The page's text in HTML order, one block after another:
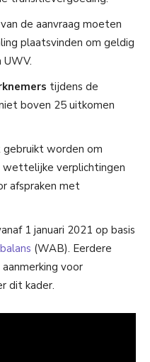
de aanvraag moeten
plaatsvinden om geldig
tijdens de
boven 25 uitkomen
worden om
verplichtingen
afspraken met
1 januari 2021 op basis
(WAB). Eerdere
voor
dit kader.